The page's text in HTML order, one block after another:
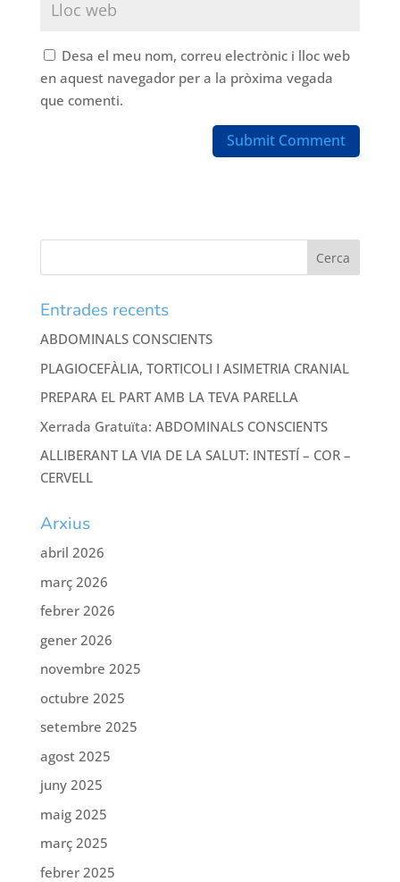
Desa el meu nom, correu electrònic i lloc web
en aquest navegador per a la pròxima vegada
que comenti.
Entrades recents
ABDOMINALS CONSCIENTS
PLAGIOCEFÀLIA, TORTICOLI I ASIMETRIA CRANIAL
PREPARA EL PART AMB LA TEVA PARELLA
Xerrada Gratuïta: ABDOMINALS CONSCIENTS
ALLIBERANT LA VIA DE LA SALUT: INTESTÍ – COR –
CERVELL
Arxius
abril 2026
març 2026
febrer 2026
gener 2026
novembre 2025
octubre 2025
setembre 2025
agost 2025
juny 2025
maig 2025
març 2025
febrer 2025